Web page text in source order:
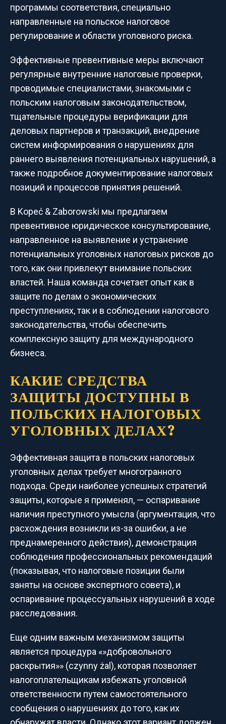
программы соответствия, специально
направленные на польское налоговое
регулирование и области уголовного риска.
Эффективные превентивные меры включают
регулярные внутренние налоговые проверки,
проводимые специалистами, знакомыми с
польским налоговым законодательством,
тщательные процедуры верификации для
деловых партнеров и транзакций, внедрение
систем информирования о нарушениях для
раннего выявления потенциальных нарушений, а
также подробное документирование налоговых
позиций и процессов принятия решений.
В Kopeć & Zaborowski мы предлагаем
превентивное юридическое консультирование,
направленное на выявление и устранение
потенциальных уголовных налоговых рисков до
того, как они привлекут внимание польских
властей. Наша команда сочетает опыт как в
защите по делам о экономических
преступлениях, так и в соблюдении налогового
законодательства, чтобы обеспечить
комплексную защиту для международного
бизнеса.
КАКИЕ СРЕДСТВА
ЗАЩИТЫ ДОСТУПНЫ В
ПОЛЬСКИХ НАЛОГОВЫХ
УГОЛОВНЫХ ДЕЛАХ?
Эффективная защита в польских налоговых
уголовных делах требует многогранного
подхода. Среди наиболее успешных стратегий
защиты, которые я применял, — оспаривание
наличия преступного умысла (аргументация, что
расхождения возникли из-за ошибки, а не
преднамеренного действия), демонстрация
соблюдения профессиональных рекомендаций
(показывая, что налоговые позиции были
заняты на основе экспертного совета), и
оспаривание процессуальных нарушений в ходе
расследования.
Еще одним важным механизмом защиты
является процедура «»добровольного
раскрытия»» (czynny żal), которая позволяет
налогоплательщикам избежать уголовной
ответственности путем самостоятельного
сообщения о нарушениях до того, как их